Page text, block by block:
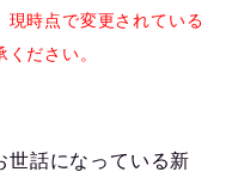
現時点で変更されている
ださい。
世話になっている新